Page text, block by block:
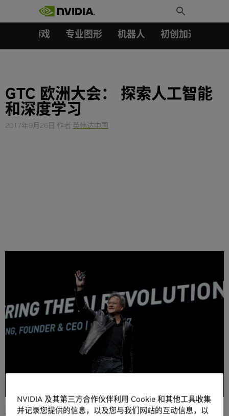
Toggle
Search
游戏 专业图形 机器人 初创加速会员成
GTC 欧洲大会： 探索人工智能
和深度学习
2017年9月26日 作者 英伟达中国
10 月 10 日至 12 日，在慕尼黑 GTC 欧洲大会期间将展示
GPU 加速深度学习和人工智能技术。
我是人工智能。
NVIDIA 及其第三方合作伙伴利用 Cookie 和其他工具收集
并记录您提供的信息，以及您与我们网站的互动信息，以